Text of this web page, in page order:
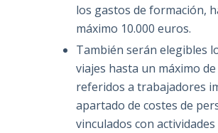
los gastos de formación,
máximo 10.000 euros.
También serán elegibles
viajes hasta un máximo
referidos a trabajadores
apartado de costes de
vinculados con